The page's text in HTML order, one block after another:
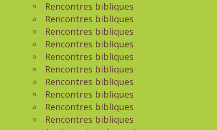
Rencontres bibliques
Rencontres bibliques
Rencontres bibliques
Rencontres bibliques
Rencontres bibliques
Rencontres bibliques
Rencontres bibliques
Rencontres bibliques
Rencontres bibliques
Rencontres bibliques